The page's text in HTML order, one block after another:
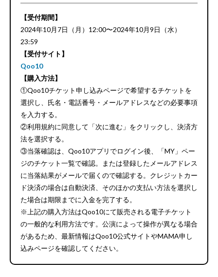
【受付期間】
2024年10月7日（月）12:00〜2024年10月9日（水）
23:59
【受付サイト】
Qoo10
【購入方法】
①Qoo10チケット申し込みページで希望するチケットを
選択し、氏名・電話番号・メールアドレスなどの必要事項
を入力する。
②利用規約に同意して「次に進む」をクリックし、決済方
法を選択する。
③当落確認は、Qoo10アプリでログイン後、「MY」ペー
ジのチケット一覧で確認。または登録したメールアドレス
に当落結果がメールで届くので確認する。クレジットカー
ド決済の場合は自動決済、そのほかの支払い方法を選択し
た場合は期限までに入金を完了する。
※上記の購入方法はQoo10にて販売される電子チケット
の一般的な利用方法です。公演によって操作が異なる場合
があるため、最新情報はQoo10公式サイトやMAMA申し
込みページを確認してください。